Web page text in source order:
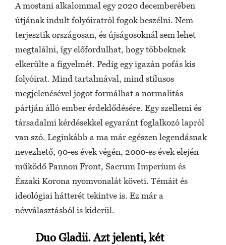
A mostani alkalommal egy 2020 decemberében
útjának indult folyóiratról fogok beszélni. Nem
terjesztik országosan, és újságosoknál sem lehet
megtalálni, így előfordulhat, hogy többeknek
elkerülte a figyelmét. Pedig egy igazán pofás kis
folyóirat. Mind tartalmával, mind stílusos
megjelenésével jogot formálhat a normalitás
pártján álló ember érdeklődésére. Egy szellemi és
társadalmi kérdésekkel egyaránt foglalkozó lapról
van szó. Leginkább a ma már egészen legendásnak
nevezhető, 90-es évek végén, 2000-es évek elején
működő Pannon Front, Sacrum Imperium és
Északi Korona nyomvonalát követi. Témáit és
ideológiai hátterét tekintve is. Ez már a
névválasztásból is kiderül.
Duo Gladii. Azt jelenti, két